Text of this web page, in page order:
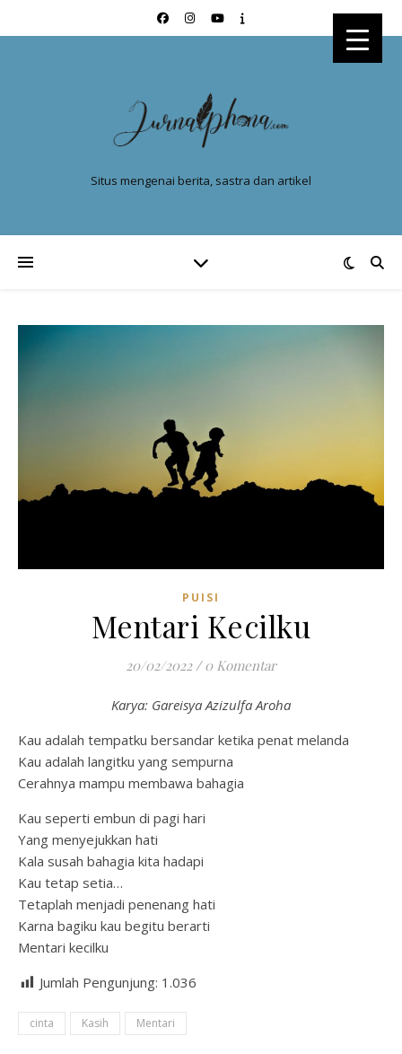
Situs mengenai berita, sastra dan artikel
PUISI
Mentari Kecilku
20/02/2022 / 0 Komentar
Karya: Gareisya Azizulfa Aroha
Kau adalah tempatku bersandar ketika penat melanda
Kau adalah langitku yang sempurna
Cerahnya mampu membawa bahagia
Kau seperti embun di pagi hari
Yang menyejukkan hati
Kala susah bahagia kita hadapi
Kau tetap setia…
Tetaplah menjadi penenang hati
Karna bagiku kau begitu berarti
Mentari kecilku
Jumlah Pengunjung: 1.036
cinta Kasih Mentari